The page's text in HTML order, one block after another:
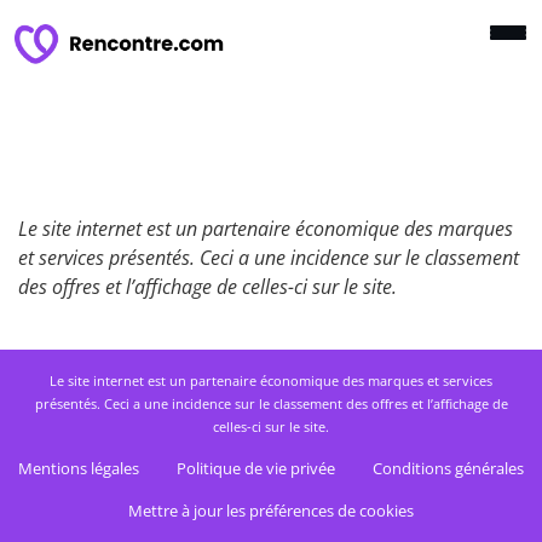
Le site internet est un partenaire économique des marques
et services présentés. Ceci a une incidence sur le classement
des offres et l’affichage de celles-ci sur le site.
Le site internet est un partenaire économique des marques et services
présentés. Ceci a une incidence sur le classement des offres et l’affichage de
celles-ci sur le site.
Mentions légales Politique de vie privée
Conditions générales
Mettre à jour les préférences de cookies